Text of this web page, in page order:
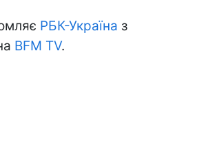
РБК-Україна з
BFM TV.